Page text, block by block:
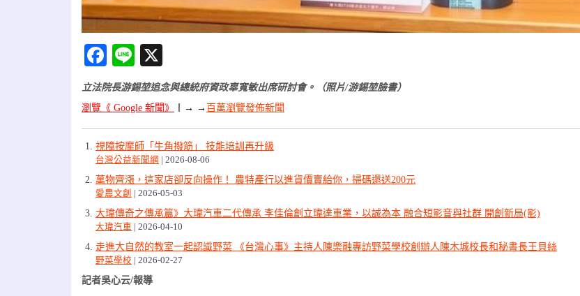
Facebook
Line
立法院長游錫堃追念與總統府資政辜寬敏出席研討會。（照片/游錫堃臉書）
瀏覽《 Google 新聞》
→ → 百萬瀏覽發佈新聞
視障按摩師「牛角撥筋」 技能培訓再升級
台灣公益新聞網 2026-08-06
萬物齊漲，這家店卻反向操作！ 農特產行以進貨價賣給你，掃碼還送200元
愛農文創 2026-05-03
大瑋傳奇之傳承篇》大瑋汽車二代傳承 李佳倫創立瑋達車業，以誠為本 融合短影音與社群 開創新局(影)
大瑋汽車 2026-04-10
走進大自然的教室一起認識野菜 《台灣心事》主持人陳樂融專訪野菜學校創辦人陳木城校長和秘書長王貝絲
野菜學校 2026-02-27
記者吳心云/報導